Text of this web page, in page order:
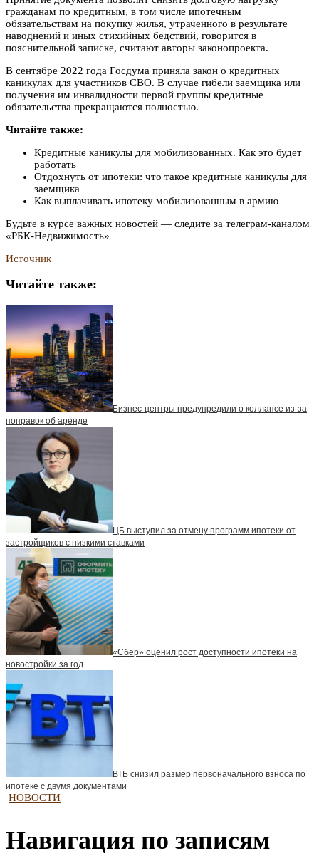
гражданам по кредитным, в том числе ипотечным
обязательствам на покупку жилья, утраченного в результате
наводнений и иных стихийных бедствий, говорится в
пояснительной записке, считают авторы законопроекта.
В сентябре 2022 года Госдума приняла закон о кредитных
каникулах для участников СВО. В случае гибели заемщика или
получения им инвалидности первой группы кредитные
обязательства прекращаются полностью.
Читайте также:
Кредитные каникулы для мобилизованных. Как это будет
работать
Отдохнуть от ипотеки: что такое кредитные каникулы для
заемщика
Как выплачивать ипотеку мобилизованным в армию
Будьте в курсе важных новостей — следите за телеграм-каналом
«РБК-Недвижимость»
Источник
Читайте также:
Бизнес-центры предупредили о коллапсе из-за
поправок об аренде
ЦБ выступил за отмену программ ипотеки от
застройщиков с низкими ставками
«Сбер» оценил рост доступности ипотеки на
новостройки за год
ВТБ снизил размер первоначального взноса по
ипотеке с двумя документами
НОВОСТИ
Навигация по записям